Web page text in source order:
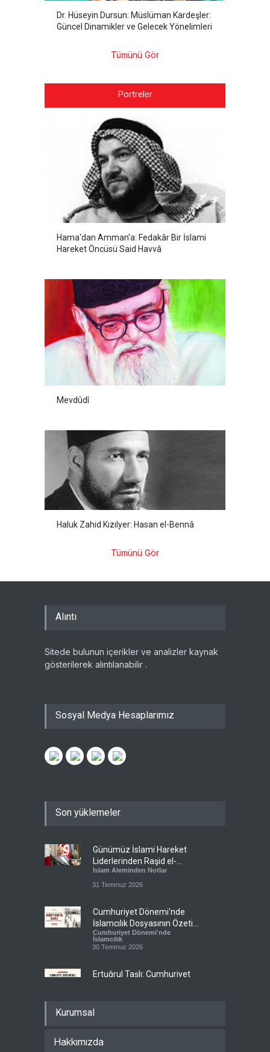
Dr. Hüseyin Dursun: Müslüman Kardeşler:
Güncel Dinamikler ve Gelecek Yönelimleri
Tümünü Gör
Portreler
Hama'dan Amman'a: Fedakâr Bir İslami
Hareket Öncüsü Said Havvâ
Mevdûdî
Haluk Zahid Kızılyer: Hasan el-Bennâ
Tümünü Gör
Alıntı
Sitede bulunun içerikler ve analizler kaynak
gösterilerek alıntılanabilir .
Sosyal Medya Hesaplarımız
Son yüklemeler
Günümüz İslami Hareket
Liderlerinden Raşid el-
Gannuşi’ye Seküler Faşizmin
Zindanlarında Ağır Tecrit
İslam Aleminden Notlar
31 Temmuz 2026
Cumhuriyet Dönemi'nde
İslamcılık Dosyasının Özeti
Sizlerle!
Cumhuriyet Dönemi'nde
İslamcılık
30 Temmuz 2026
Ertuğrul Taşlı: Cumhuriyet
topraklarda İslam'ın
28 Temmuz 2026
Dr. Abdullah Turhan: 90’lı
yıllarda yoğun olarak
Kurumsal
Hakkımızda